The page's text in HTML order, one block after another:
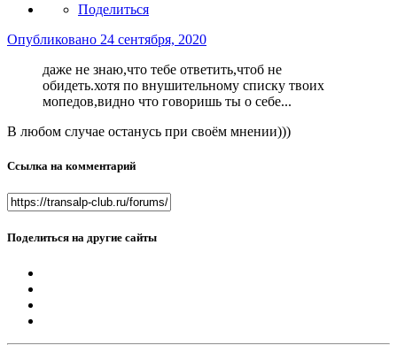
Поделиться
Опубликовано 24 сентября, 2020
даже не знаю,что тебе ответить,чтоб не
обидеть.хотя по внушительному списку твоих
мопедов,видно что говоришь ты о себе...
В любом случае останусь при своём мнении)))
Ссылка на комментарий
Поделиться на другие сайты